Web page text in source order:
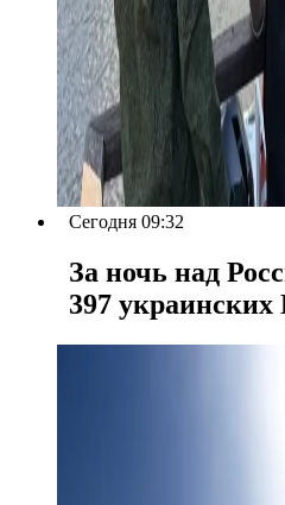
Сегодня 09:32
За ночь над
397